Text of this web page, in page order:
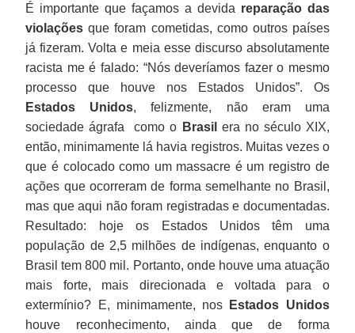
É importante que façamos a devida reparação das
violações que foram cometidas, como outros países
já fizeram. Volta e meia esse discurso absolutamente
racista me é falado: “Nós deveríamos fazer o mesmo
processo que houve nos Estados Unidos”. Os
Estados Unidos, felizmente, não eram uma
sociedade ágrafa como o Brasil era no século XIX,
então, minimamente lá havia registros. Muitas vezes o
que é colocado como um massacre é um registro de
ações que ocorreram de forma semelhante no Brasil,
mas que aqui não foram registradas e documentadas.
Resultado: hoje os Estados Unidos têm uma
população de 2,5 milhões de indígenas, enquanto o
Brasil tem 800 mil. Portanto, onde houve uma atuação
mais forte, mais direcionada e voltada para o
extermínio? E, minimamente, nos Estados Unidos
houve reconhecimento, ainda que de forma
Justiça
executar
obrigação
constitucional
terras
Hoje
existem